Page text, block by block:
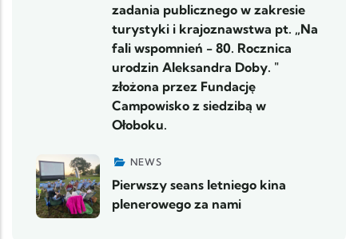
zadania publicznego w zakresie
turystyki i krajoznawstwa pt. „Na
fali wspomnień - 80. Rocznica
urodzin Aleksandra Doby. "
złożona przez Fundację
Campowisko z siedzibą w
Ołoboku.
NEWS
Pierwszy seans letniego kina
plenerowego za nami